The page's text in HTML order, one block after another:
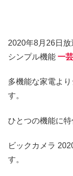
2020年8月26日放
シンプル機能 一
多機能な家電よ
す。
ひとつの機能に
ビックカメラ
す。